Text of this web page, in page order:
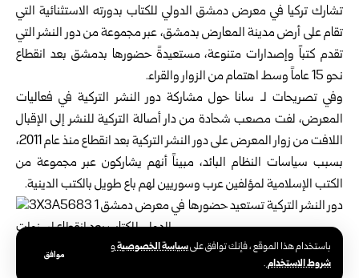
باستخدام هذا الموقع ، فإنك توافق علىسياسة الخصوصيةو
شروط الاستخدام.
موافق
تشارك تركيا في معرض دمشق الدولي للكتاب بدورته الاستثنائية التي
تقام على أرض مدينة المعارض بدمشق، عبر مجموعة من دور النشر التي
تقدم كتباً وإصدارات متنوعة، مستعيدةً حضورها بدمشق بعد انقطاع
نحو 15 عاماً وسط اهتمام من الزوار والقراء.
وفي تصريحات لـ سانا حول مشاركة دور النشر التركية في فعاليات
المعرض، لفت مصعب شحادة من دار أصالة التركية للنشر إلى الإقبال
اللافت من زوار المعرض على دور النشر التركية بعد انقطاع منذ عام 2011،
بسبب سياسات النظام البائد، مبيناً أنهم يشاركون عبر مجموعة من
الكتب الإسلامية لمؤلفين عرب وسوريين لهم باع طويل بالكتب الدينية.
ومن دار الكتاب العالمي نوه عثمان أكيلدز بكثافة المشاركة